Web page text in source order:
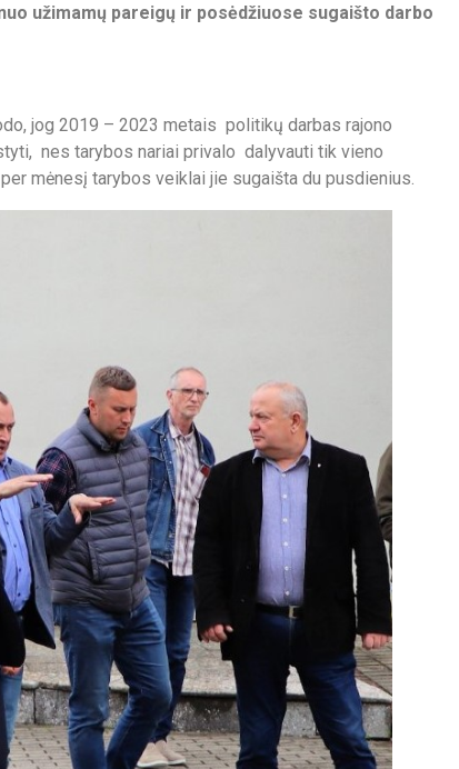
užimamų pareigų ir posėdžiuose sugaišto darbo
jog 2019 – 2023 metais politikų darbas rajono
nes tarybos nariai privalo dalyvauti tik vieno
mėnesį tarybos veiklai jie sugaišta du pusdienius.